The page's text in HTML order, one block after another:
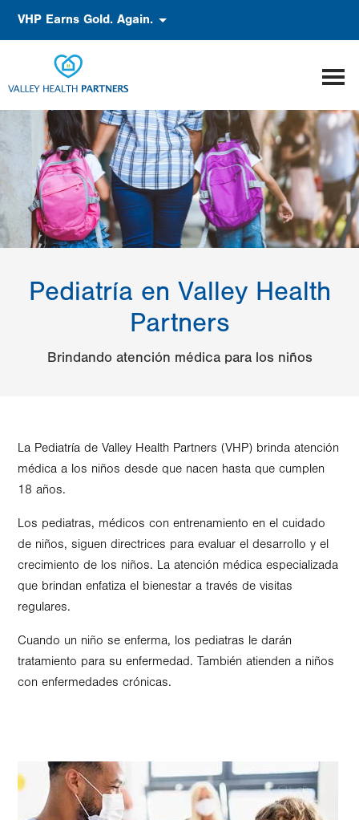
VHP Earns Gold. Again.
Pediatría en Valley Health
Partners
Brindando atención médica para los niños
La Pediatría de Valley Health Partners (VHP) brinda atención
médica a los niños desde que nacen hasta que cumplen
18 años.
Los pediatras, médicos con entrenamiento en el cuidado
de niños, siguen directrices para evaluar el desarrollo y el
crecimiento de los niños. La atención médica especializada
que brindan enfatiza el bienestar a través de visitas
regulares.
Cuando un niño se enferma, los pediatras le darán
tratamiento para su enfermedad. También atienden a niños
con enfermedades crónicas.
Image